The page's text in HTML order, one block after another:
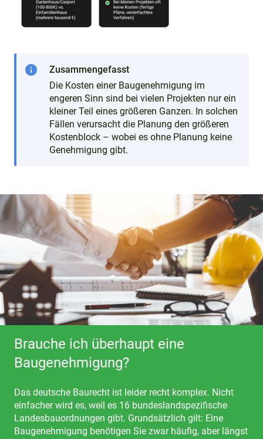
info
Zusammengefasst
Die Kosten einer Baugenehmigung im
engeren Sinn sind bei vielen Projekten nur ein
kleiner Teil eines größeren Ganzen. In solchen
Fällen verursacht die Planung den größeren
Kostenblock – wobei es ohne Planung keine
Genehmigung gibt.
Brauche ich überhaupt eine
Baugenehmigung?
Das deutsche Baurecht ist leider recht komplex. Nicht
einfacher wird es, weil es 16 bundeslandspezifische
Landesbauordnungen gibt. Grundsätzlich gilt: Eine
Baugenehmigung benötigen Sie zwar häufig, aber längst